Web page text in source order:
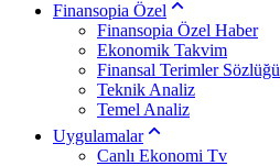
Finansopia Özel
Finansopia Özel Haber
Ekonomik Takvim
Finansal Terimler Sözlüğü
Teknik Analiz
Temel Analiz
Uygulamalar
Canlı Ekonomi Tv